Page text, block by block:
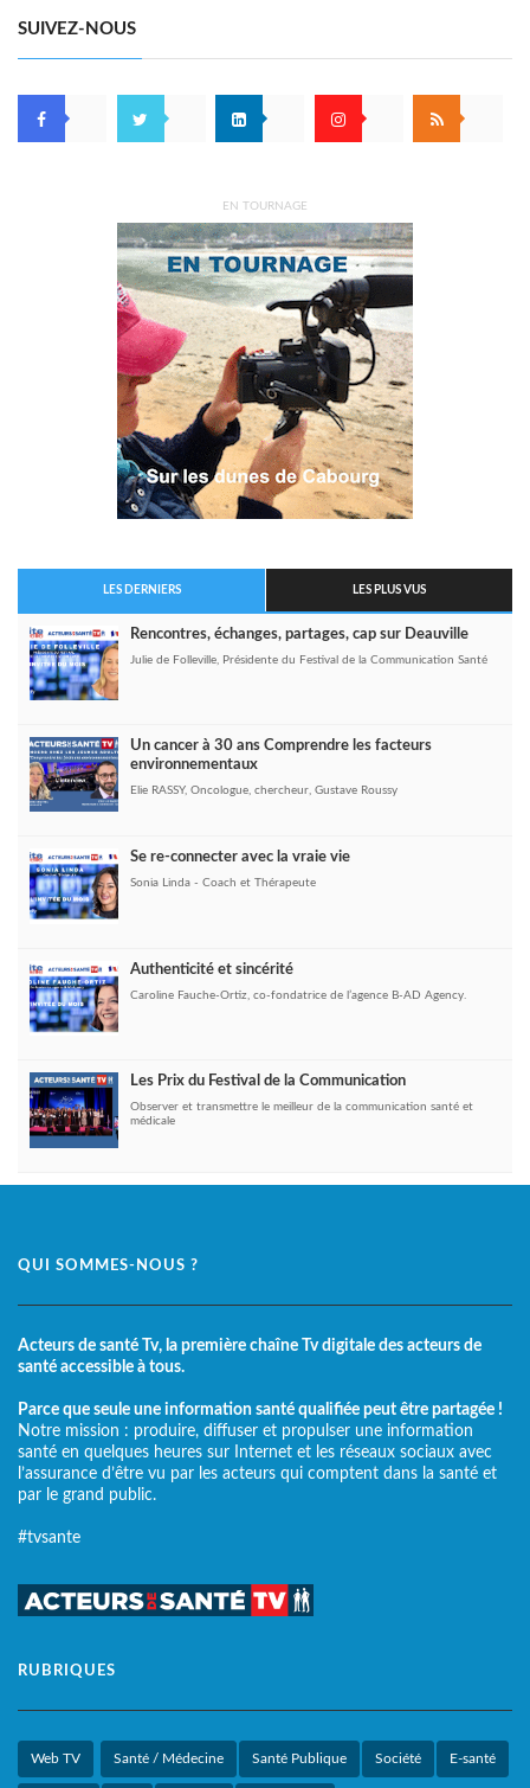
SUIVEZ-NOUS
EN TOURNAGE
LES DERNIERS LES PLUS VUS
Rencontres, échanges, partages, cap sur Deauville
Julie de Folleville, Présidente du Festival de la Communication Santé
Un cancer à 30 ans Comprendre les facteurs
environnementaux
Elie RASSY, Oncologue, chercheur, Gustave Roussy
Se re-connecter avec la vraie vie
Sonia Linda - Coach et Thérapeute
Authenticité et sincérité
Caroline Fauche-Ortiz, co-fondatrice de l’agence B-AD Agency.
Les Prix du Festival de la Communication
Observer et transmettre le meilleur de la communication santé et
médicale
QUI SOMMES-NOUS ?
Acteurs de santé Tv, la première chaîne Tv digitale des acteurs de
santé accessible à tous.
Parce que seule une information santé qualifiée peut être partagée !
Notre mission : produire, diffuser et propulser une information
santé en quelques heures sur Internet et les réseaux sociaux avec
l’assurance d’être vu par les acteurs qui comptent dans la santé et
par le grand public.
#tvsante
RUBRIQUES
Web TV Santé / Médecine Santé Publique Société E-santé